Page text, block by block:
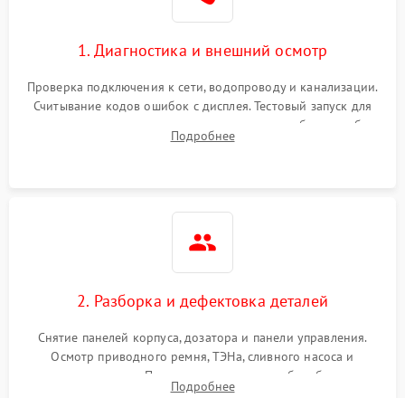
1. Диагностика и внешний осмотр
Проверка подключения к сети, водопроводу и канализации.
Считывание кодов ошибок с дисплея. Тестовый запуск для
выявления посторонних шумов, протечек или сбоев в работе
электронного модуля управления.
Подробнее
2. Разборка и дефектовка деталей
Снятие панелей корпуса, дозатора и панели управления.
Осмотр приводного ремня, ТЭНа, сливного насоса и
амортизаторов. Проверка подшипников барабана и
крестовины на износ, а манжеты люка на разрывы.
Подробнее